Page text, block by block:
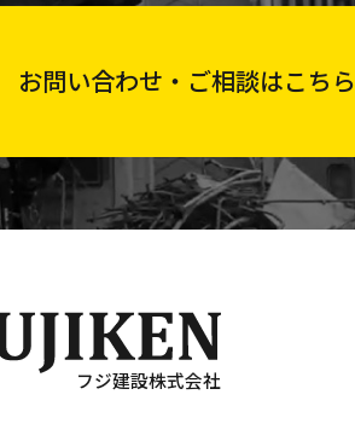
お問い合わせ・ご相談はこちら
フジ建設株式会社